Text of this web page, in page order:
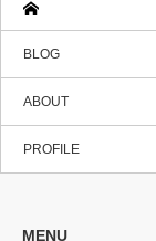
BLOG
ABOUT
PROFILE
MENU